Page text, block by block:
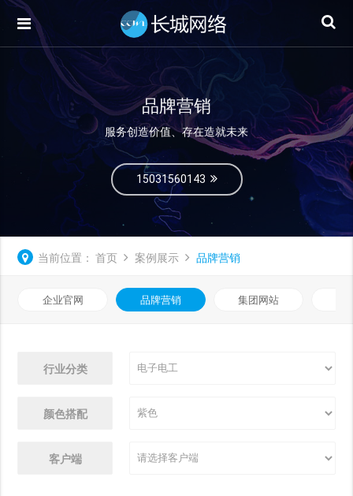
品牌营销
服务创造价值、存在造就未来
15031560143
当前位置： 首页 案例展示 品牌营销
企业官网 品牌营销 集团网站
行业分类
颜色搭配
客户端